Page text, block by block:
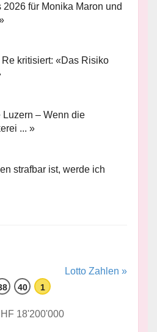
für Monika Maron und
kritisiert: «Das Risiko
– Wenn die
... »
strafbar ist, werde ich
Lotto Zahlen »
40 1
18'200'000